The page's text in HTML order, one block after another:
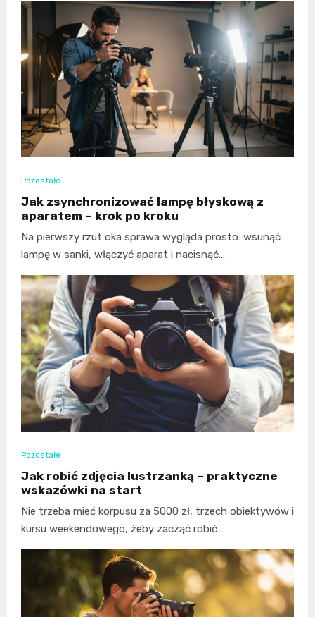
Pozostałe
Jak zsynchronizować lampę błyskową z
aparatem – krok po kroku
Na pierwszy rzut oka sprawa wygląda prosto: wsunąć
lampę w sanki, włączyć aparat i nacisnąć…
Pozostałe
Jak robić zdjęcia lustrzanką – praktyczne
wskazówki na start
Nie trzeba mieć korpusu za 5000 zł, trzech obiektywów i
kursu weekendowego, żeby zacząć robić…